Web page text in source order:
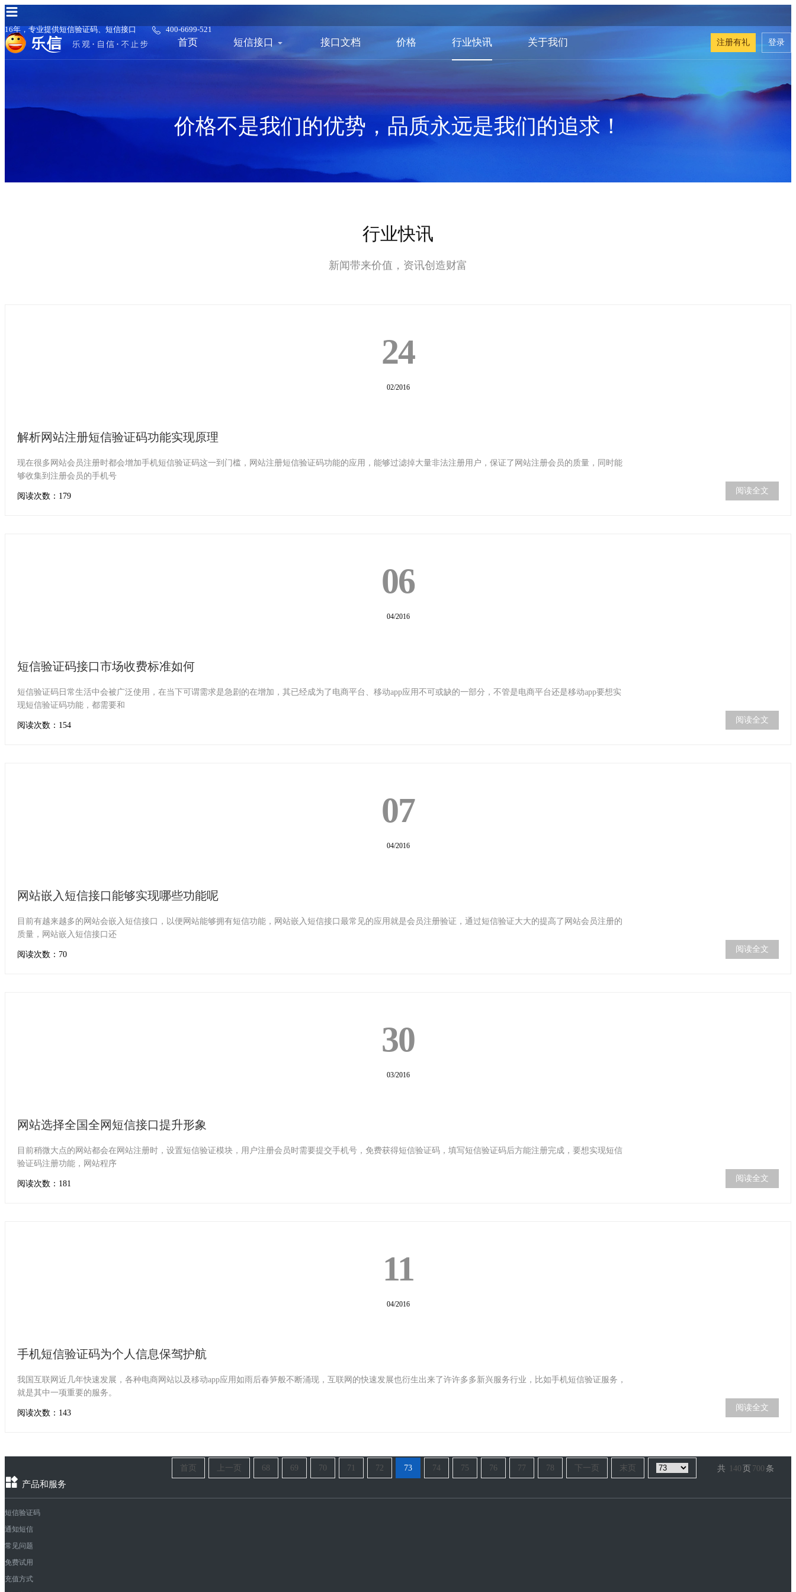
16年，专业提供短信验证码、短信接口 400-6699-521
首页 短信接口 接口文档 价格 行业快讯 关于我们 注册有礼 登录
价格不是我们的优势，品质永远是我们的追求！
行业快讯
新闻带来价值，资讯创造财富
24
02/2016
解析网站注册短信验证码功能实现原理
现在很多网站会员注册时都会增加手机短信验证码这一到门槛，网站注册短信验证码功能的应用，能够过滤掉大量非法注册用户，保证了网站注册会员的质量，同时能
够收集到注册会员的手机号
阅读次数：179
阅读全文
06
04/2016
短信验证码接口市场收费标准如何
短信验证码日常生活中会被广泛使用，在当下可谓需求是急剧的在增加，其已经成为了电商平台、移动app应用不可或缺的一部分，不管是电商平台还是移动app要想实
现短信验证码功能，都需要和
阅读次数：154
阅读全文
07
04/2016
网站嵌入短信接口能够实现哪些功能呢
目前有越来越多的网站会嵌入短信接口，以便网站能够拥有短信功能，网站嵌入短信接口最常见的应用就是会员注册验证，通过短信验证大大的提高了网站会员注册的
质量，网站嵌入短信接口还
阅读次数：70
阅读全文
30
03/2016
网站选择全国全网短信接口提升形象
目前稍微大点的网站都会在网站注册时，设置短信验证模块，用户注册会员时需要提交手机号，免费获得短信验证码，填写短信验证码后方能注册完成，要想实现短信
验证码注册功能，网站程序
阅读次数：181
阅读全文
11
04/2016
手机短信验证码为个人信息保驾护航
我国互联网近几年快速发展，各种电商网站以及移动app应用如雨后春笋般不断涌现，互联网的快速发展也衍生出来了许许多多新兴服务行业，比如手机短信验证服务，
就是其中一项重要的服务。
阅读次数：143
阅读全文
首页 上一页 68 69 70 71 72 73 74 75 76 77 78 下一页 末页 共 140 页 700 条
产品和服务
短信验证码
通知短信
常见问题
免费试用
充值方式